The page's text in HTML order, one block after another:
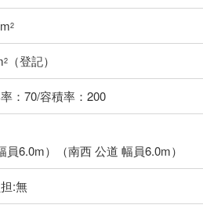
、必ずご自身でご確認をお願いいたしま
ないことがあります。
入相談をする
閉じる
2
2 （登記）
：70/容積率：200
6.0m）（南西 公道 幅員6.0m）
:無